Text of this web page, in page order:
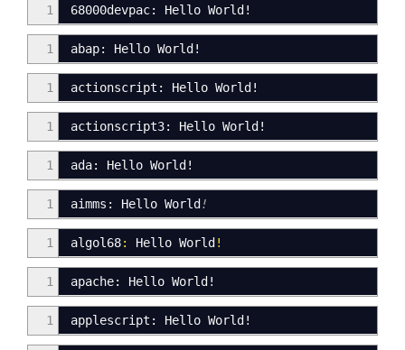
1 68000devpac: Hello World!
1 abap: Hello World!
1 actionscript: Hello World!
1 actionscript3: Hello World!
1 ada: Hello World!
1 aimms: Hello World!
1 algol68: Hello World!
1 apache: Hello World!
1 applescript: Hello World!